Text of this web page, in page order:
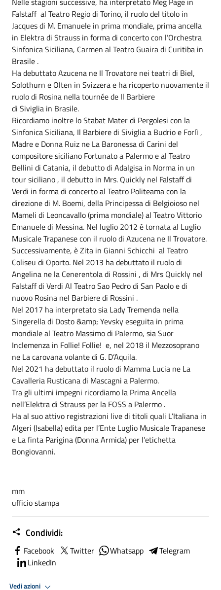
Falstaff al Teatro Regio di Torino, il ruolo del titolo in
Jacques di M. Emanuele in prima mondiale, prima ancella
in Elektra di Strauss in forma di concerto con l’Orchestra
Sinfonica Siciliana, Carmen al Teatro Guaira di Curitiba in
Brasile .
Ha debuttato Azucena ne Il Trovatore nei teatri di Biel,
Solothurn e Olten in Svizzera e ha ricoperto nuovamente il
ruolo di Rosina nella tournée de Il Barbiere
di Siviglia in Brasile.
Ricordiamo inoltre lo Stabat Mater di Pergolesi con la
Sinfonica Siciliana, Il Barbiere di Siviglia a Budrio e Forlì ,
Madre e Donna Ruiz ne La Baronessa di Carini del
compositore siciliano Fortunato a Palermo e al Teatro
Bellini di Catania, il debutto di Adalgisa in Norma in un
tour siciliano , il debutto in Mrs. Quickly nel Falstaff di
Verdi in forma di concerto al Teatro Politeama con la
direzione di M. Boemi, della Principessa di Belgioioso nel
Mameli di Leoncavallo (prima mondiale) al Teatro Vittorio
Emanuele di Messina. Nel luglio 2012 è tornata al Luglio
Musicale Trapanese con il ruolo di Azucena ne Il Trovatore.
Successivamente, è Zita in Gianni Schicchi al Teatro
Coliseu di Oporto. Nel 2013 ha debuttato il ruolo di
Angelina ne la Cenerentola di Rossini , di Mrs Quickly nel
Falstaff di Verdi Al Teatro Sao Pedro di San Paolo e di
nuovo Rosina nel Barbiere di Rossini .
Nel 2017 ha interpretato sia Lady Tremenda nella
Singerella di Dosto &amp; Yevsky eseguita in prima
mondiale al Teatro Massimo di Palermo, sia Suor
Inclemenza in Follie! Follie! e, nel 2018 il Mezzosoprano
ne La carovana volante di G. D’Aquila.
Nel 2021 ha debuttato il ruolo di Mamma Lucia ne La
Cavalleria Rusticana di Mascagni a Palermo.
Tra gli ultimi impegni ricordiamo la Prima Ancella
nell’Elektra di Strauss per la FOSS a Palermo .
Ha al suo attivo registrazioni live di titoli quali L’Italiana in
Algeri (Isabella) edita per l’Ente Luglio Musicale Trapanese
e La finta Parigina (Donna Armida) per l’etichetta
Bongiovanni.
mm
ufficio stampa
Condividi:
Facebook Twitter Whatsapp
Telegram
LinkedIn
Vedi azioni